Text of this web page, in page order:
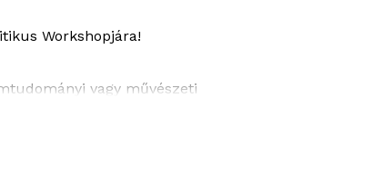
Workshopjára!
vagy művészeti